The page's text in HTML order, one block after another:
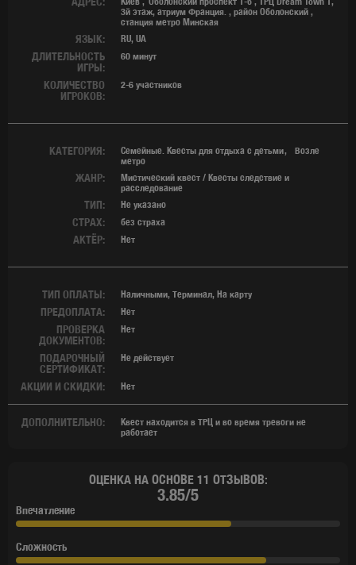
3й этаж, атриум Франция. , район Оболонский ,
станция метро Минская
ЯЗЫК: RU, UA
ДЛИТЕЛЬНОСТЬ
ИГРЫ:
60 минут
КОЛИЧЕСТВО
ИГРОКОВ:
2-6 участников
КАТЕГОРИЯ: Семейные. Квесты для отдыха с детьми
Возле
метро
ЖАНР:
Мистический квест / Квесты следствие и
расследование
ТИП: Не указано
СТРАХ: без страха
АКТЁР: Нет
ТИП ОПЛАТЫ: Наличными, Терминал, На карту
ПРЕДОПЛАТА: Нет
ПРОВЕРКА
ДОКУМЕНТОВ:
Нет
ПОДАРОЧНЫЙ
СЕРТИФИКАТ:
Не действует
АКЦИИ И СКИДКИ: Нет
ОЦЕНКА НА ОСНОВЕ 11 ОТЗЫВОВ:
3.85/5
Впечатление
Сложность
ДОПОЛНИТЕЛЬНО:
Квест находится в ТРЦ и во время тревоги не
работает